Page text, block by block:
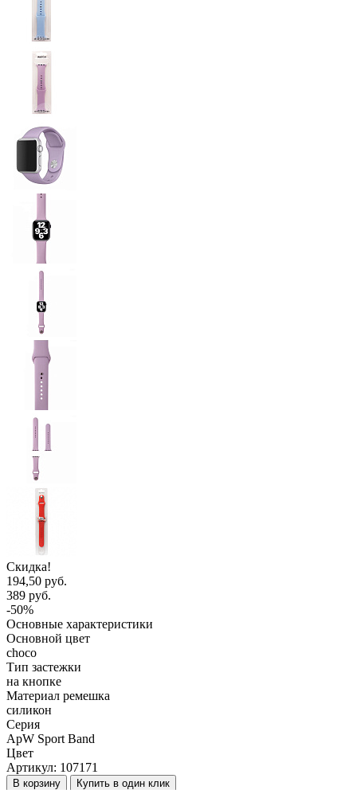
Скидка!
194,50 руб.
389 руб.
-50%
Основные характеристики
Основной цвет
choco
Тип застежки
на кнопке
Материал ремешка
силикон
Серия
ApW Sport Band
Цвет
Артикул: 107171
В корзину Купить в один клик